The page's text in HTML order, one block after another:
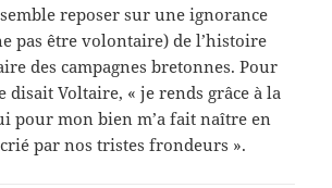
semble reposer sur une ignorance
pas être volontaire) de l’histoire
des campagnes bretonnes. Pour
disait Voltaire, « je rends grâce à la
pour mon bien m’a fait naître en
par nos tristes frondeurs ».